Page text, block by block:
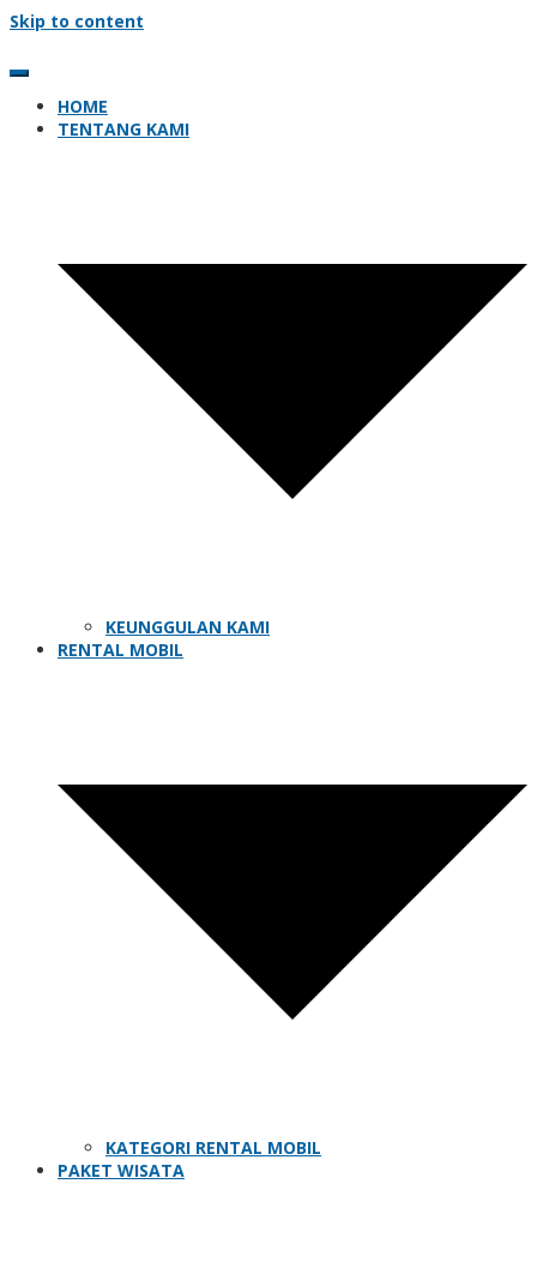
Skip to content
HOME
TENTANG KAMI
KEUNGGULAN KAMI
RENTAL MOBIL
KATEGORI RENTAL MOBIL
PAKET WISATA